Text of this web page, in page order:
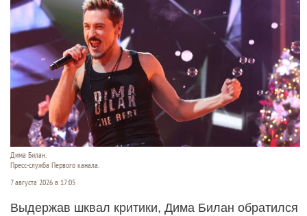
Дима Билан.
Пресс-служба Первого канала.
7 августа 2026 в 17:05
Выдержав шквал критики, Дима Билан обратился